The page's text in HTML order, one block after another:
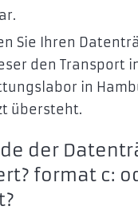
Sie Ihren
den Transport
in
übersteht.
der
format c: